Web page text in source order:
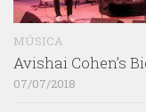
MÚSICA
Avishai Cohen’s
07/07/2018